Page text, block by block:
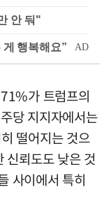
안 둬"
가 트럼프의
당 지지자에서는
떨어지는 것으
신뢰도도 낮은 것
사이에서 특히